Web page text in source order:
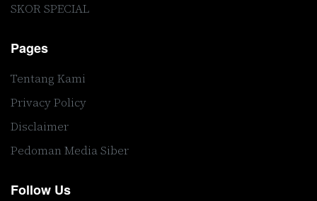
SKOR SPECIAL
Pages
Tentang Kami
Privacy Policy
Disclaimer
Pedoman Media Siber
Follow Us